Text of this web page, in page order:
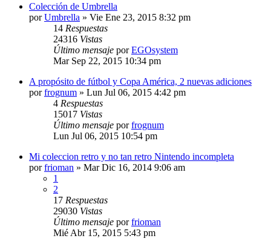
Colección de Umbrella
porUmbrella » Vie Ene 23, 2015 8:32 pm
14 Respuestas
24316 Vistas
Último mensaje porEGOsystem
Mar Sep 22, 2015 10:34 pm
A propósito de fútbol y Copa América, 2 nuevas adiciones
porfrognum » Lun Jul 06, 2015 4:42 pm
4 Respuestas
15017 Vistas
Último mensaje porfrognum
Lun Jul 06, 2015 10:54 pm
Mi coleccion retro y no tan retro Nintendo incompleta
porfrioman » Mar Dic 16, 2014 9:06 am
1
2
17 Respuestas
29030 Vistas
Último mensaje porfrioman
Mié Abr 15, 2015 5:43 pm